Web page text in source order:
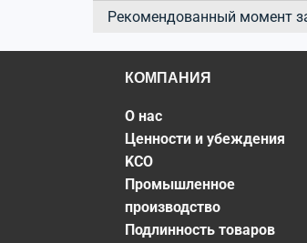
Рекомендованный момент
КОМПАНИЯ
О нас
Ценности и убеждения
KCO
Промышленное
производство
Подлинность товаров